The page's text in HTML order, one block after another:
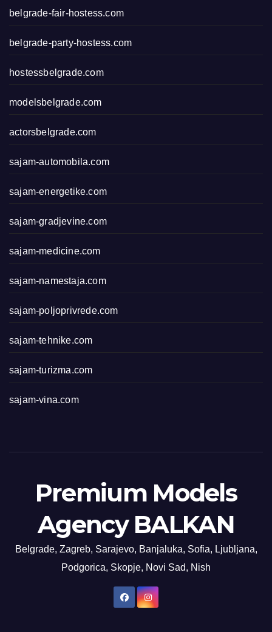
belgrade-fair-hostess.com
belgrade-party-hostess.com
hostessbelgrade.com
modelsbelgrade.com
actorsbelgrade.com
sajam-automobila.com
sajam-energetike.com
sajam-gradjevine.com
sajam-medicine.com
sajam-namestaja.com
sajam-poljoprivrede.com
sajam-tehnike.com
sajam-turizma.com
sajam-vina.com
Premium Models
Agency BALKAN
Belgrade, Zagreb, Sarajevo, Banjaluka, Sofia, Ljubljana,
Podgorica, Skopje, Novi Sad, Nish